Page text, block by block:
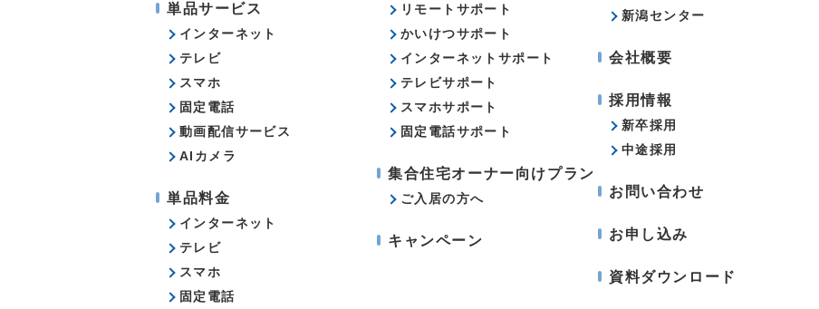
単品サービス
インターネット
テレビ
スマホ
固定電話
動画配信サービス
AIカメラ
単品料金
インターネット
テレビ
スマホ
固定電話
リモートサポート
かいけつサポート
インターネットサポート
テレビサポート
スマホサポート
固定電話サポート
集合住宅オーナー向けプラン
ご入居の方へ
キャンペーン
新潟センター
会社概要
採用情報
新卒採用
中途採用
お問い合わせ
お申し込み
資料ダウンロード